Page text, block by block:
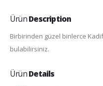
ÜrünDescription
Birbirinden güzel binlerce
bulabilirsiniz.
ÜrünDetails